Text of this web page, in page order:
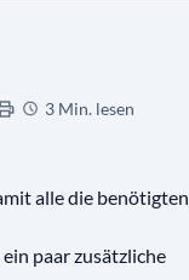
3 Min. lesen
alle die benötigten
paar zusätzliche